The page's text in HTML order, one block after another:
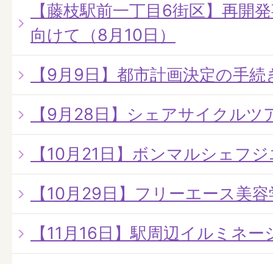
【藤枝駅前一丁目6街区】再開
向けて（8月10日）
【9月9日】都市計画決定の手
【9月28日】シェアサイクルツ
【10月21日】ボンマルシェフ
【10月29日】フリーエース美
【11月16日】駅周辺イルミネ